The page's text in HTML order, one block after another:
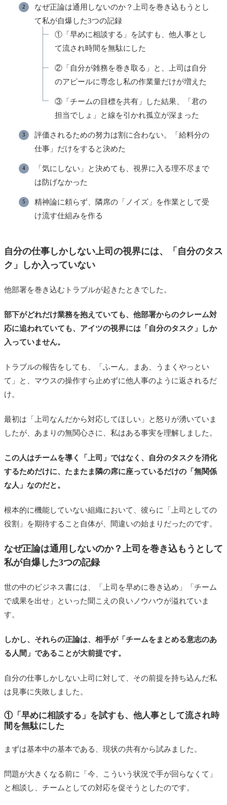
なぜ正論は通用しないのか？上司を巻き込もうとし
て私が自爆した3つの記録
①「早めに相談する」を試すも、他人事とし
て流され時間を無駄にした
②「自分が雑務を巻き取る」と、上司は自分
のアピールに専念し私の作業量だけが増えた
③「チームの目標を共有」した結果、「君の
担当でしょ」と線を引かれ孤立が深まった
評価されるための努力は割に合わない。「給料分の
仕事」だけをすると決めた
「気にしない」と決めても、視界に入る理不尽まで
は防げなかった
精神論に頼らず、隣席の「ノイズ」を作業として受
け流す仕組みを作る
自分の仕事しかしない上司の視界には、「自分のタス
ク」しか入っていない
他部署を巻き込むトラブルが起きたときでした。
部下がどれだけ業務を抱えていても、他部署からのクレーム対
応に追われていても、アイツの視界には「自分のタスク」しか
入っていません。
トラブルの報告をしても、「ふーん。まあ、うまくやっとい
て」と、マウスの操作すら止めずに他人事のように返されるだ
け。
最初は「上司なんだから対応してほしい」と怒りが湧いていま
したが、あまりの無関心さに、私はある事実を理解しました。
この人はチームを導く「上司」ではなく、自分のタスクを消化
するためだけに、たまたま隣の席に座っているだけの「無関係
な人」なのだと。
根本的に機能していない組織において、彼らに「上司としての
役割」を期待すること自体が、間違いの始まりだったのです。
なぜ正論は通用しないのか？上司を巻き込もうとして
私が自爆した3つの記録
世の中のビジネス書には、「上司を早めに巻き込め」「チーム
で成果を出せ」といった聞こえの良いノウハウが溢れていま
す。
しかし、それらの正論は、相手が「チームをまとめる意志のあ
る人間」であることが大前提です。
自分の仕事しかしない上司に対して、その前提を持ち込んだ私
は見事に失敗しました。
①「早めに相談する」を試すも、他人事として流され時
間を無駄にした
まずは基本中の基本である、現状の共有から試みました。
問題が大きくなる前に「今、こういう状況で手が回らなくて」
と相談し、チームとしての対応を促そうとしたのです。